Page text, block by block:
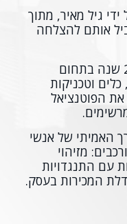
גיל מאיר, מתוך
אותם להצלחה
עם ניסיון עשיר של למעלה מ-25 שנה בתחום
כלים וטכניקות
את הפוטנציאל
האמיתי של אנשי
מזיהוי
עם התנגדויות
המכירות בעסק.